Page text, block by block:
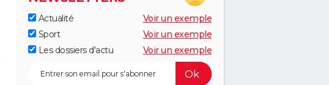
Actualité
Voir un exemple
Sport
Voir un exemple
Les dossiers d'actu
Voir un exemple